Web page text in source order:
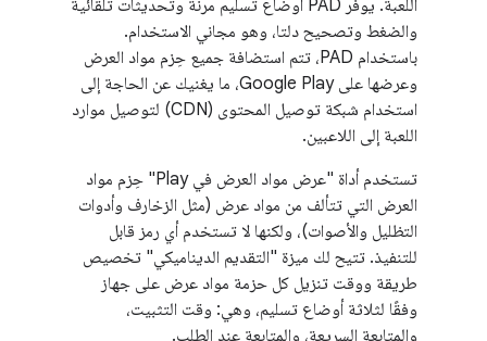
اللعبة. يوفر PAD أوضاع تسليم مرنة وتحديثات تلقائية
والضغط وتصحيح دلتا، وهو مجاني الاستخدام.
باستخدام PAD، تتم استضافة جميع حِزم مواد العرض
وعرضها على Google Play، ما يغنيك عن الحاجة إلى
استخدام شبكة توصيل المحتوى (CDN) لتوصيل موارد
اللعبة إلى اللاعبين.
تستخدم أداة "عرض مواد العرض في Play" حِزم مواد
العرض التي تتألف من مواد عرض (مثل الزخارف وأدوات
التظليل والأصوات)، ولكنها لا تستخدم أي رمز قابل
للتنفيذ. تتيح لك ميزة "التقديم الديناميكي" تخصيص
طريقة ووقت تنزيل كل حزمة مواد عرض على جهاز
وفقًا لثلاثة أوضاع تسليم، وهي: وقت التثبيت،
والمتابعة السريعة، والمتابعة عند الطلب.